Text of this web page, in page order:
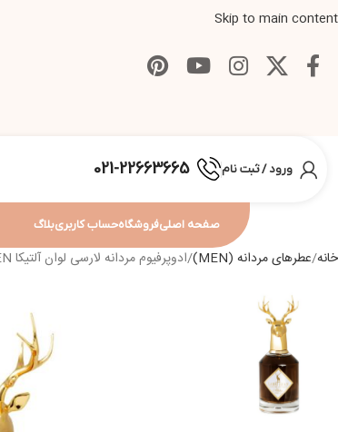
Skip to main content
ورود / ثبت نام 021-22663665
صفحه اصلیفروشگاهحساب کاربریبلاگ
خانه عطرهای مردانه (MEN) ادوپرفیوم مردانه لارسی لوان آلتیکا LARSI LUAN ALTIKA EDP 100ML MEN